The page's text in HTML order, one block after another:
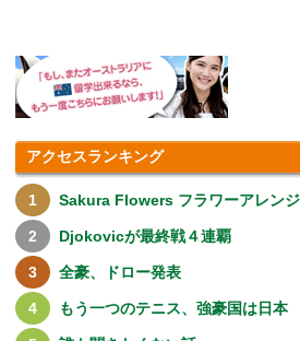
アクセスランキング
Sakura Flowers フラワーアレン
Djokovicが最終戦４連覇
全豪、ドロー発表
もう一つのテニス、強豪国は日本